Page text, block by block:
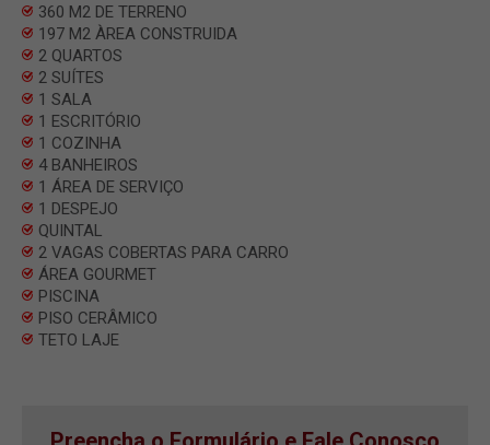
360 M2 DE TERRENO
197 M2 ÀREA CONSTRUIDA
2 QUARTOS
2 SUÍTES
1 SALA
1 ESCRITÓRIO
1 COZINHA
4 BANHEIROS
1 ÁREA DE SERVIÇO
1 DESPEJO
QUINTAL
2 VAGAS COBERTAS PARA CARRO
ÁREA GOURMET
PISCINA
PISO CERÂMICO
TETO LAJE